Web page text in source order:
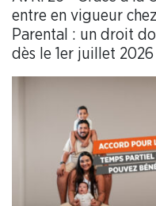
entre en vigueur
Parental : un droit
dès le 1er juillet 2026